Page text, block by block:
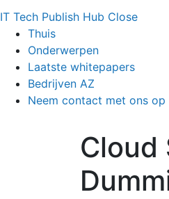
IT Tech Publish Hub Close
Thuis
Onderwerpen
Laatste whitepapers
Bedrijven AZ
Neem contact met ons op
Cloud